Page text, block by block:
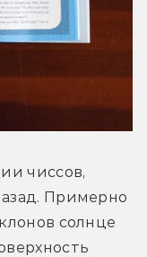
чиссов,
Примерно
солнце